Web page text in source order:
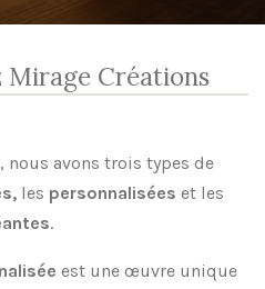
Mirage Créations
nous avons trois types de
les personnalisées et les
.
est une œuvre unique